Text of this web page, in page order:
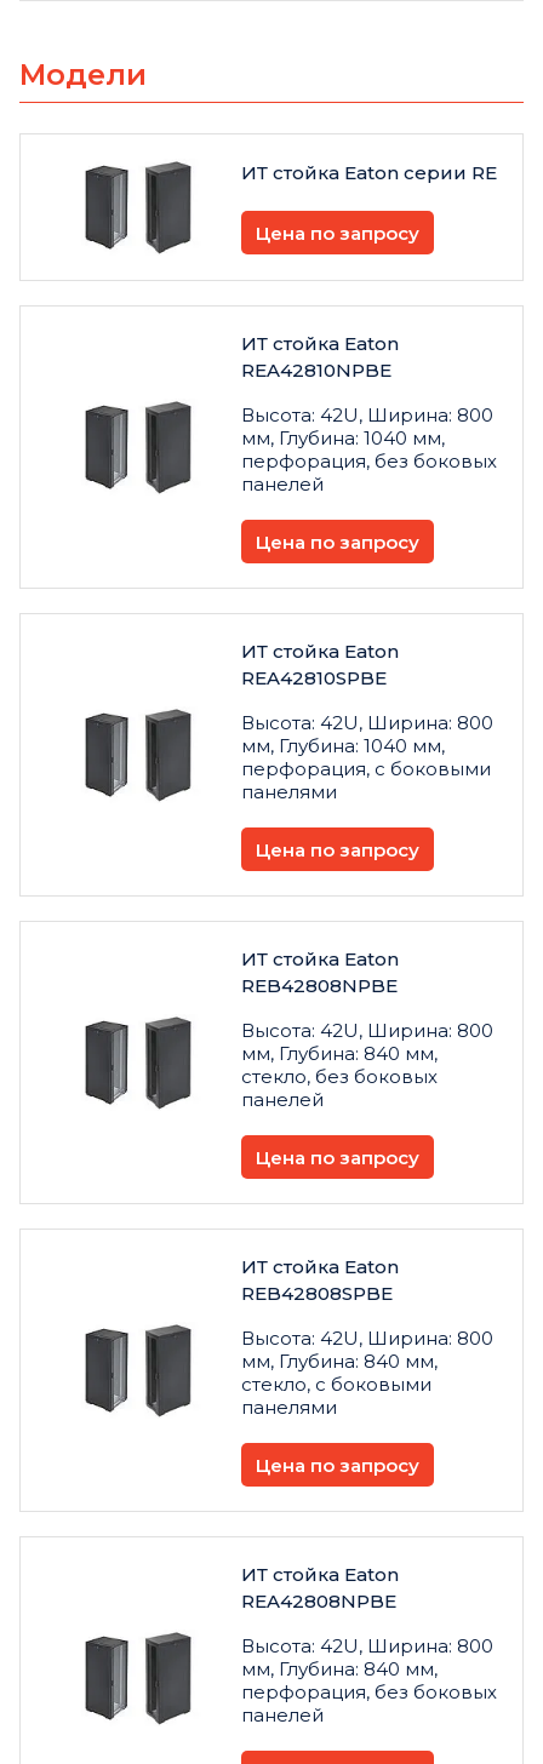
Модели
ИТ стойка Eaton серии RE
Цена по запросу
ИТ стойка Eaton
REA42810NPBE
Высота: 42U, Ширина: 800
мм, Глубина: 1040 мм,
перфорация, без боковых
панелей
Цена по запросу
ИТ стойка Eaton
REA42810SPBE
Высота: 42U, Ширина: 800
мм, Глубина: 1040 мм,
перфорация, с боковыми
панелями
Цена по запросу
ИТ стойка Eaton
REB42808NPBE
Высота: 42U, Ширина: 800
мм, Глубина: 840 мм,
стекло, без боковых
панелей
Цена по запросу
ИТ стойка Eaton
REB42808SPBE
Высота: 42U, Ширина: 800
мм, Глубина: 840 мм,
стекло, с боковыми
панелями
Цена по запросу
ИТ стойка Eaton
REA42808NPBE
Высота: 42U, Ширина: 800
мм, Глубина: 840 мм,
перфорация, без боковых
панелей